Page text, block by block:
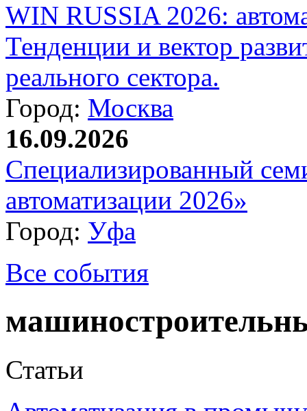
WIN RUSSIA 2026:
Тенденции и вектор
реального сектора.
Город: Москва
16.09.2026
Специализированный
автоматизации 2026»
Город: Уфа
Все события
Статьи